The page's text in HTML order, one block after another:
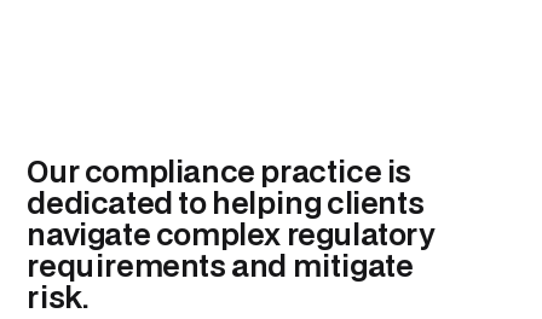
Our compliance practice is
dedicated to helping clients
navigate complex regulatory
requirements and mitigate
risk.